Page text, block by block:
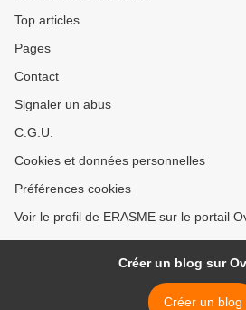
Top articles
Pages
Contact
Signaler un abus
C.G.U.
Cookies et données personnelles
Préférences cookies
Voir le profil de ERASME sur le portail
Créer un blog sur
Créer un blog